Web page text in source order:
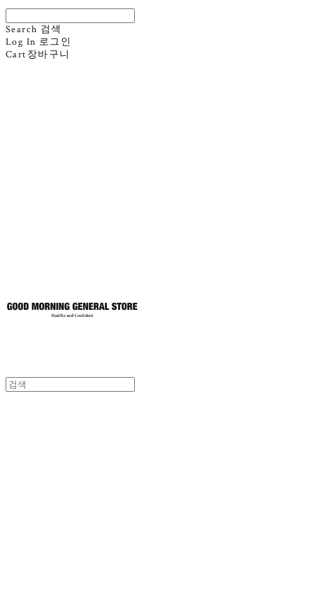
Search 검색
Log In 로그인
Cart 장바구니